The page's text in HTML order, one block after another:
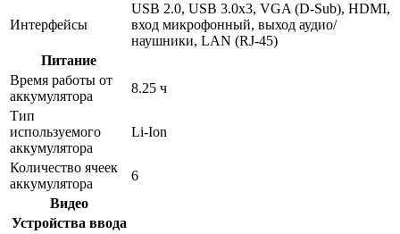
Интерфейсы
USB 2.0, USB 3.0x3, VGA (D-Sub), HDMI,
вход микрофонный, выход аудио/
наушники, LAN (RJ-45)
Питание
Время работы от
аккумулятора
8.25 ч
Тип
используемого
аккумулятора
Li-Ion
Количество ячеек
аккумулятора
6
Видео
Устройства ввода